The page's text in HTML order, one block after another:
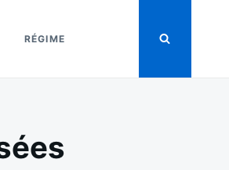
RÉGIME